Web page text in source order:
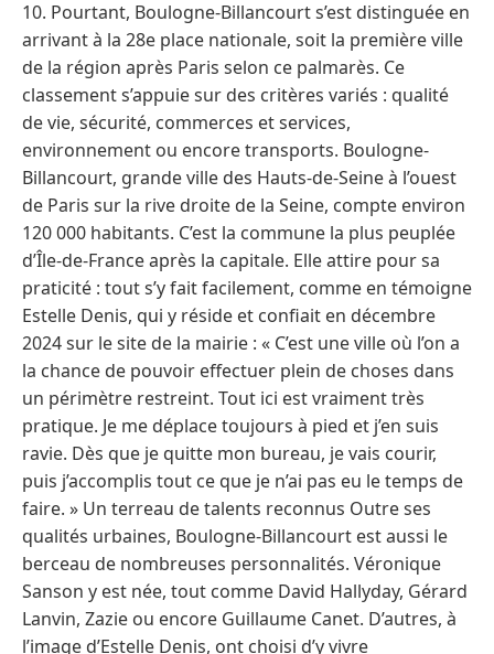
10. Pourtant, Boulogne-Billancourt s’est distinguée en
arrivant à la 28e place nationale, soit la première ville
de la région après Paris selon ce palmarès. Ce
classement s’appuie sur des critères variés : qualité
de vie, sécurité, commerces et services,
environnement ou encore transports. Boulogne-
Billancourt, grande ville des Hauts-de-Seine à l’ouest
de Paris sur la rive droite de la Seine, compte environ
120 000 habitants. C’est la commune la plus peuplée
d’Île-de-France après la capitale. Elle attire pour sa
praticité : tout s’y fait facilement, comme en témoigne
Estelle Denis, qui y réside et confiait en décembre
2024 sur le site de la mairie : « C’est une ville où l’on a
la chance de pouvoir effectuer plein de choses dans
un périmètre restreint. Tout ici est vraiment très
pratique. Je me déplace toujours à pied et j’en suis
ravie. Dès que je quitte mon bureau, je vais courir,
puis j’accomplis tout ce que je n’ai pas eu le temps de
faire. » Un terreau de talents reconnus Outre ses
qualités urbaines, Boulogne-Billancourt est aussi le
berceau de nombreuses personnalités. Véronique
Sanson y est née, tout comme David Hallyday, Gérard
Lanvin, Zazie ou encore Guillaume Canet. D’autres, à
l’image d’Estelle Denis, ont choisi d’y vivre